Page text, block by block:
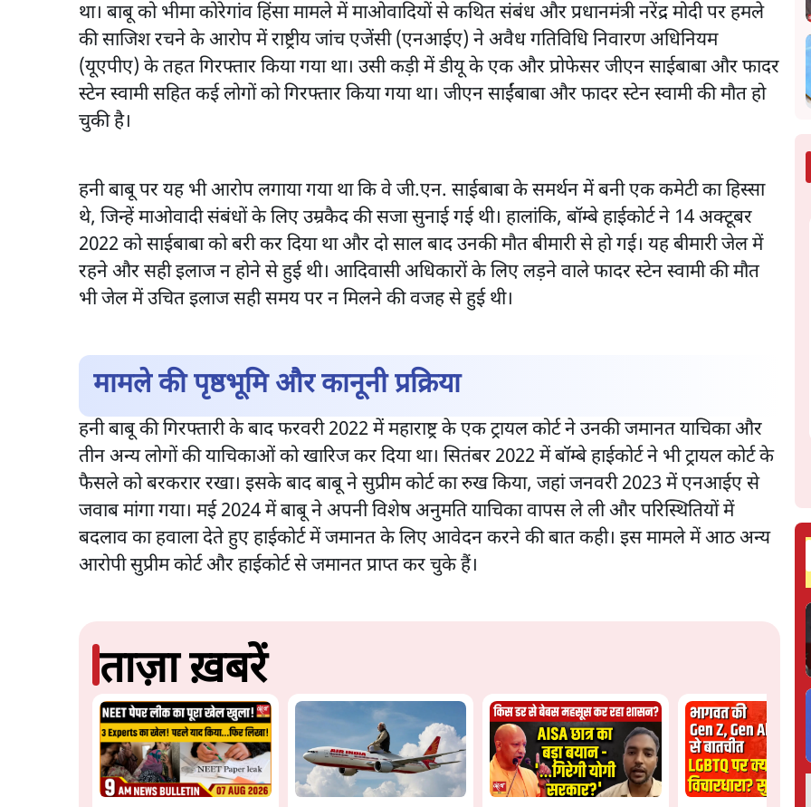
था। बाबू को भीमा कोरेगांव हिंसा मामले में माओवादियों से कथित संबंध और प्रधानमंत्री नरेंद्र मोदी पर हमले
की साजिश रचने के आरोप में राष्ट्रीय जांच एजेंसी (एनआईए) ने अवैध गतिविधि निवारण अधिनियम
(यूएपीए) के तहत गिरफ्तार किया गया था। उसी कड़ी में डीयू के एक और प्रोफेसर जीएन साईबाबा और फादर
स्टेन स्वामी सहित कई लोगों को गिरफ्तार किया गया था। जीएन साईंबाबा और फादर स्टेन स्वामी की मौत हो
चुकी है।
हनी बाबू पर यह भी आरोप लगाया गया था कि वे जी.एन. साईबाबा के समर्थन में बनी एक कमेटी का हिस्सा
थे, जिन्हें माओवादी संबंधों के लिए उम्रकैद की सजा सुनाई गई थी। हालांकि, बॉम्बे हाईकोर्ट ने 14 अक्टूबर
2022 को साईबाबा को बरी कर दिया था और दो साल बाद उनकी मौत बीमारी से हो गई। यह बीमारी जेल में
रहने और सही इलाज न होने से हुई थी। आदिवासी अधिकारों के लिए लड़ने वाले फादर स्टेन स्वामी की मौत
भी जेल में उचित इलाज सही समय पर न मिलने की वजह से हुई थी।
मामले की पृष्ठभूमि और कानूनी प्रक्रिया
हनी बाबू की गिरफ्तारी के बाद फरवरी 2022 में महाराष्ट्र के एक ट्रायल कोर्ट ने उनकी जमानत याचिका और
तीन अन्य लोगों की याचिकाओं को खारिज कर दिया था। सितंबर 2022 में बॉम्बे हाईकोर्ट ने भी ट्रायल कोर्ट के
फैसले को बरकरार रखा। इसके बाद बाबू ने सुप्रीम कोर्ट का रुख किया, जहां जनवरी 2023 में एनआईए से
जवाब मांगा गया। मई 2024 में बाबू ने अपनी विशेष अनुमति याचिका वापस ले ली और परिस्थितियों में
बदलाव का हवाला देते हुए हाईकोर्ट में जमानत के लिए आवेदन करने की बात कही। इस मामले में आठ अन्य
आरोपी सुप्रीम कोर्ट और हाईकोर्ट से जमानत प्राप्त कर चुके हैं।
ताज़ा ख़बरें